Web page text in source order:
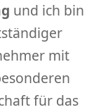
und ich bin
mit
für das